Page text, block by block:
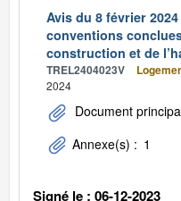
Avis du 8 février
conventions
construction et de
TREL2404023V
2024
Document
Annexe(s) : 1
Signé le : 06-12-2023